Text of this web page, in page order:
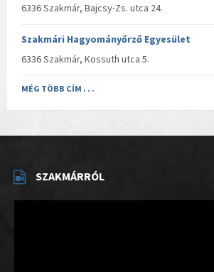
6336 Szakmár, Bajcsy-Zs. utca 24.
Szakmári Hagyományőrző Egyesület
6336 Szakmár, Kossuth utca 5.
MÉG TÖBB CÍM . . .
SZAKMÁRRÓL